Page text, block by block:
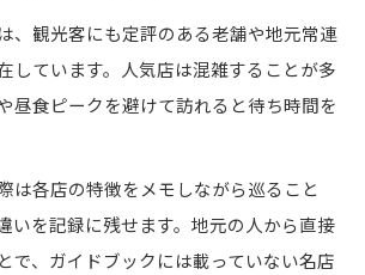
、観光客にも定評のある老舗や地元常連
しています。人気店は混雑することが多
昼食ピークを避けて訪れると待ち時間を
は各店の特徴をメモしながら巡ること
いを記録に残せます。地元の人から直接
で、ガイドブックには載っていない名店